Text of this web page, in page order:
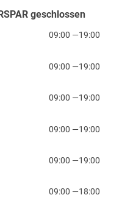
geschlossen
09:00 —19:00
09:00 —19:00
09:00 —19:00
09:00 —19:00
09:00 —19:00
09:00 —18:00